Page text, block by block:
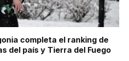
completa el ranking de
del país y Tierra del Fuego